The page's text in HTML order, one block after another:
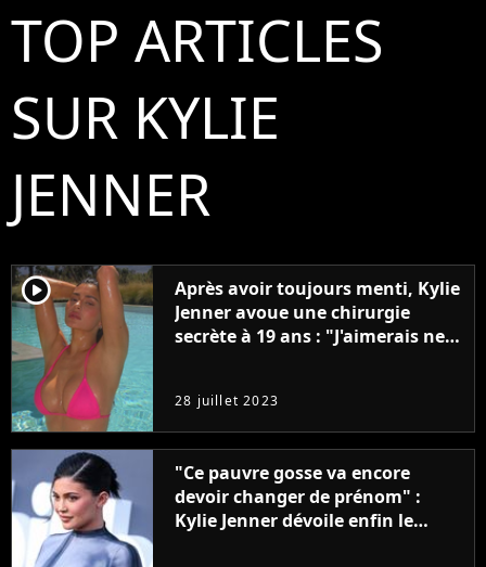
TOP ARTICLES
SUR KYLIE
JENNER
player2
Après avoir toujours menti, Kylie
Jenner avoue une chirurgie
secrète à 19 ans : "J'aimerais ne
28 juillet 2023
"Ce pauvre gosse va encore
devoir changer de prénom" :
Kylie Jenner dévoile enfin le